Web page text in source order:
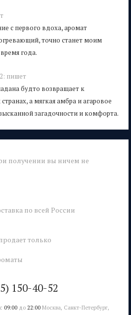
с первого вдоха, аромат
точно станет моим
года.
пишет
будто возвращает к
а мягкая амбра и агаровое
загадочности и комфорта.
получении вы ничем не
по всей России
только
150-40-52
09:00до 22:00Москва, Санкт-Петербург,